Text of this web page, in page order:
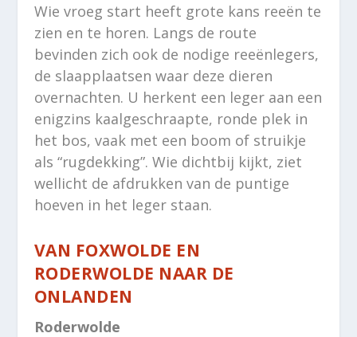
Wie vroeg start heeft grote kans reeën te
zien en te horen. Langs de route
bevinden zich ook de nodige reeënlegers,
de slaapplaatsen waar deze dieren
overnachten. U herkent een leger aan een
enigzins kaalgeschraapte, ronde plek in
het bos, vaak met een boom of struikje
als “rugdekking”. Wie dichtbij kijkt, ziet
wellicht de afdrukken van de puntige
hoeven in het leger staan.
VAN FOXWOLDE EN
RODERWOLDE NAAR DE
ONLANDEN
Roderwolde